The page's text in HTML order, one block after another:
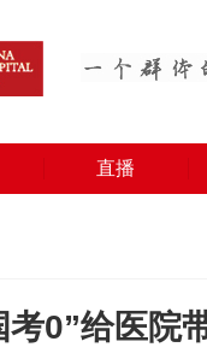
直播
0”给医院